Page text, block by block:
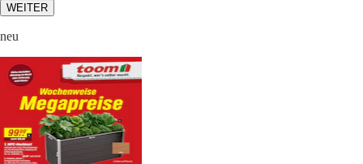
WEITER
neu